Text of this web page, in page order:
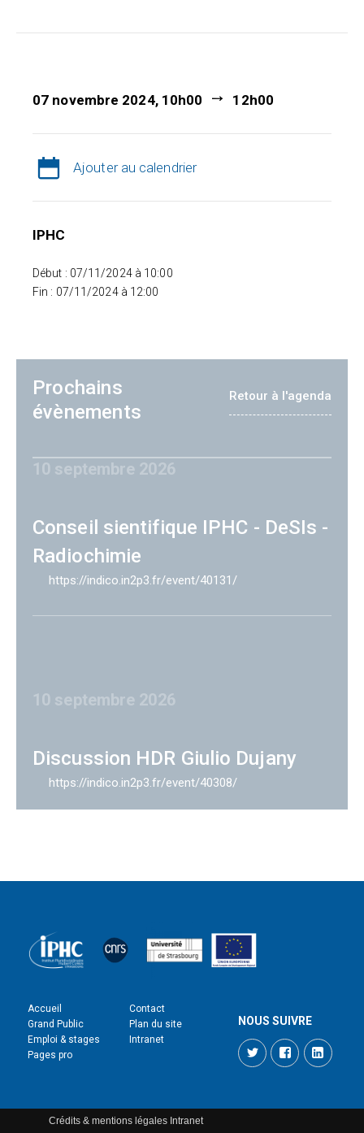
07 novembre 2024, 10h00 12h00
Ajouter au calendrier
IPHC
Début : 07/11/2024 à 10:00
Fin : 07/11/2024 à 12:00
Prochains
évènements
Retour à l'agenda
10 septembre 2026
Conseil sientifique IPHC - DeSIs -
Radiochimie
https://indico.in2p3.fr/event/40131/
10 septembre 2026
Discussion HDR Giulio Dujany
https://indico.in2p3.fr/event/40308/
Accueil
Grand Public
Emploi & stages
Pages pro
Contact
Plan du site
Intranet
NOUS SUIVRE
TwitterFacebook
Crédits & mentions légales Intranet